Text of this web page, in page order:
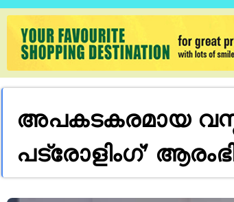
അപകടകരമായ
പട്രോളിംഗ്’